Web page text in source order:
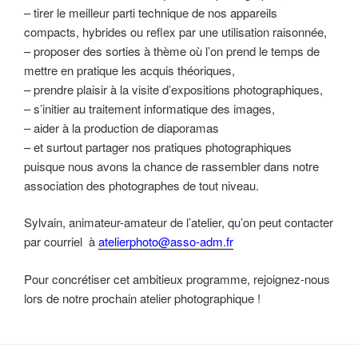
– tirer le meilleur parti technique de nos appareils
compacts, hybrides ou reflex par une utilisation raisonnée,
– proposer des sorties à thème où l’on prend le temps de
mettre en pratique les acquis théoriques,
– prendre plaisir à la visite d’expositions photographiques,
– s’initier au traitement informatique des images,
– aider à la production de diaporamas
– et surtout partager nos pratiques photographiques
puisque nous avons la chance de rassembler dans notre
association des photographes de tout niveau.
Sylvain, animateur-amateur de l’atelier, qu’on peut contacter
par courriel àatelierphoto@asso-adm.fr
Pour concrétiser cet ambitieux programme, rejoignez-nous
lors de notre prochain atelier photographique !